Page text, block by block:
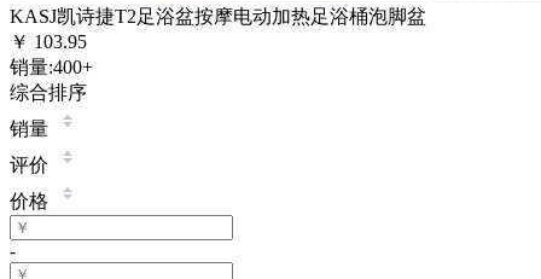
KASJ凯诗捷T2足浴盆按摩电动加热足浴桶泡脚盆
￥ 103.95
销量:400+
综合排序
销量
评价
价格
-